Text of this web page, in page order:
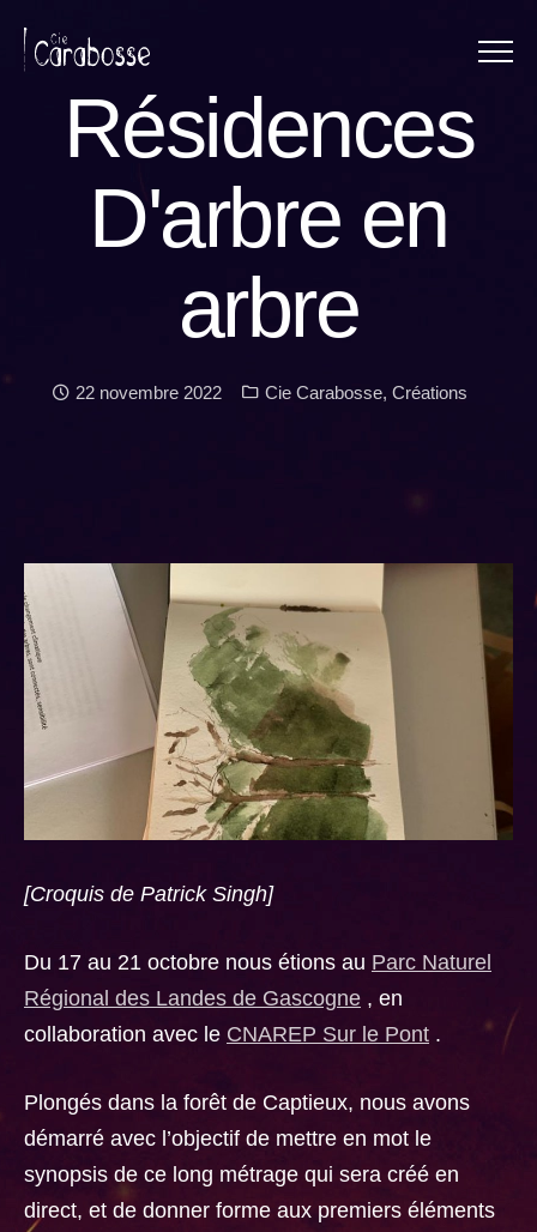
Résidences
D'arbre en
arbre
Date :
22 novembre 2022 Catégories :
Cie Carabosse, Créations
[Croquis de Patrick Singh]
Du 17 au 21 octobre nous étions au Parc Naturel
Régional des Landes de Gascogne , en
collaboration avec le CNAREP Sur le Pont .
Plongés dans la forêt de Captieux, nous avons
démarré avec l’objectif de mettre en mot le
synopsis de ce long métrage qui sera créé en
direct, et de donner forme aux premiers éléments